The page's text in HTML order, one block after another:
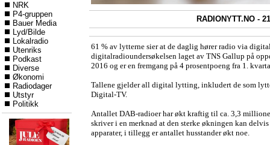
NRK
P4-gruppen
Bauer Media
Lyd/Bilde
Lokalradio
Utenriks
Podkast
Diverse
Økonomi
Radiodager
Utstyr
Politikk
RADIONYTT.NO -
61 % av lytterne sier at de daglig hører radio via
digitalradioundersøkelsen laget av TNS Gallup på
2016 og er en fremgang på 4 prosentpoeng fra 1.
Tallene gjelder all digital lytting, inkludert de som
Digital-TV.
Antallet DAB-radioer har økt kraftig til ca. 3,3
skriver i en merknad at den sterke økningen kan
apparater, i tillegg er antallet husstander økt noe.